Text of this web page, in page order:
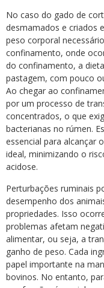
No caso do gado de
desmamados e criados
peso corporal
confinamento, onde
do confinamento, a
pastagem, com pouco
Ao chegar ao
por um processo de
concentrados, o que
bacterianas no rúmen.
essencial para alcançar
ideal, minimizando o
acidose.
Perturbações ruminais
desempenho dos
propriedades. Isso
problemas afetam
alimentar, ou seja, a
ganho de peso. Cada
papel importante na
bovinos. No entanto,